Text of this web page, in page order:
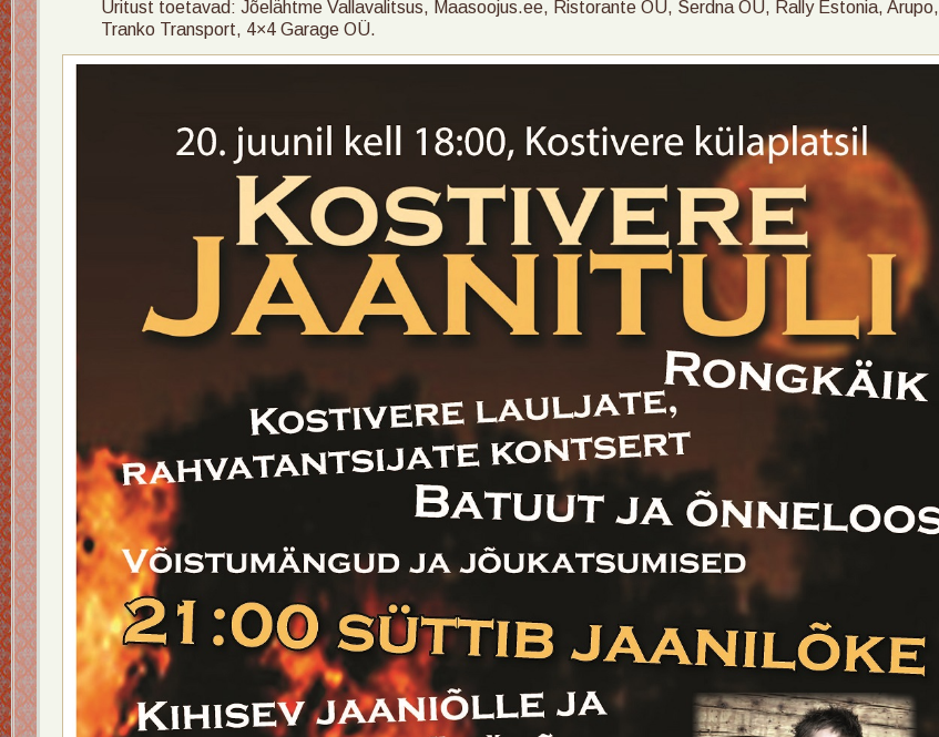
Üritust toetavad: Jõelähtme Vallavalitsus, Maasoojus.ee, Ristorante OÜ, Serdna OÜ, Rally Estonia, Arupo,
Tranko Transport, 4×4 Garage OÜ.